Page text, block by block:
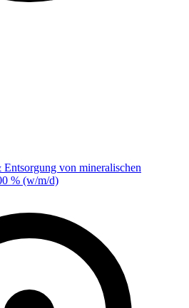
von mineralischen
% (w/m/d)